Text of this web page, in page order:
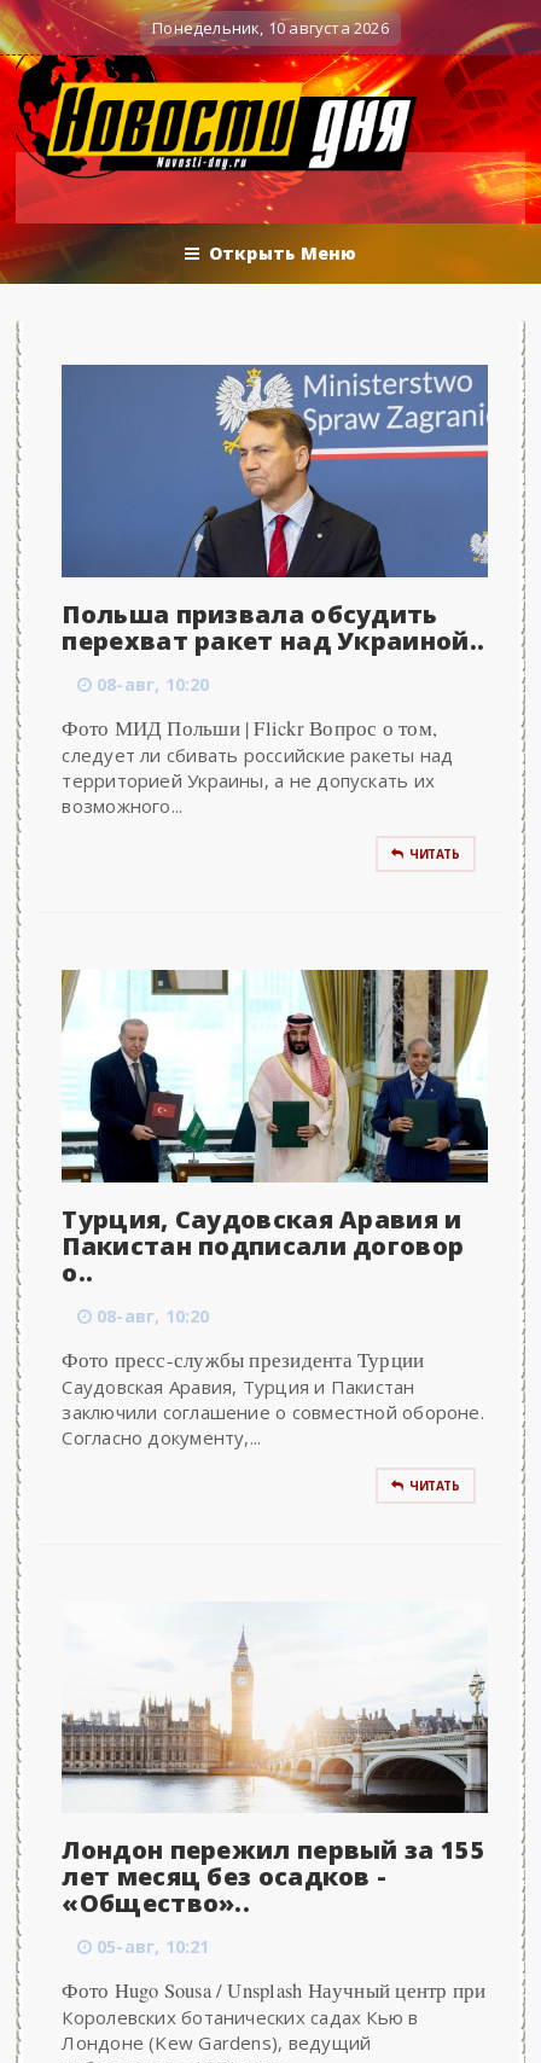
действия Вечерние баталии политологов у Соловьёва
Понедельник, 10 августа 2026
Открыть Меню
Польша призвала обсудить
перехват ракет над Украиной..
08-авг, 10:20
Фото МИД Польши | Flickr Вопрос о том,
следует ли сбивать российские ракеты над
территорией Украины, а не допускать их
возможного...
ЧИТАТЬ
Турция, Саудовская Аравия и
Пакистан подписали договор
о..
08-авг, 10:20
Фото пресс-службы президента Турции
Саудовская Аравия, Турция и Пакистан
заключили соглашение о совместной обороне.
Согласно документу,...
ЧИТАТЬ
Лондон пережил первый за 155
лет месяц без осадков -
«Общество»..
05-авг, 10:21
Фото Hugo Sousa / Unsplash Научный центр при
Королевских ботанических садах Кью в
Лондоне (Kew Gardens), ведущий